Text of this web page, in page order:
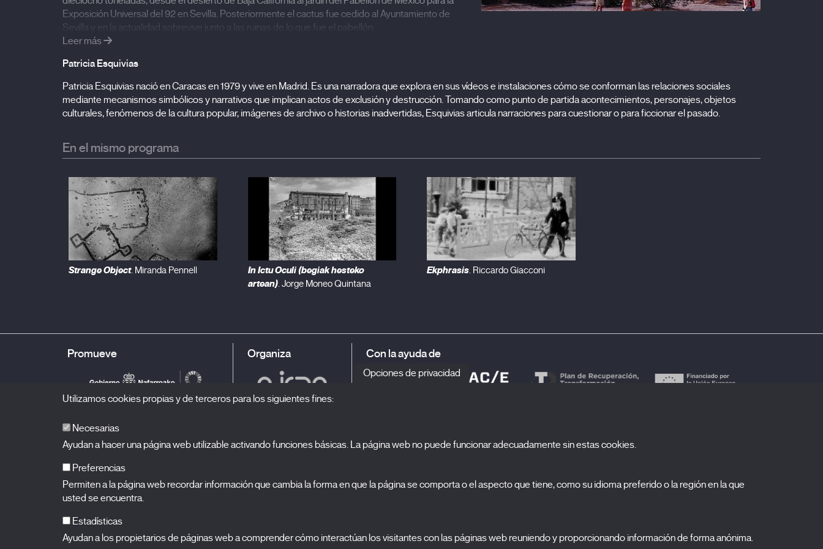
Exposición Universal del 92 en Sevilla. Posteriormente el cactus fue cedido al Ayuntamiento de
Sevilla y en la actualidad sobrevive junto a las ruinas de lo que fue el pabellón.
- Filmografía:
Cardón cardinal (2020), Brave wounded blows (2019), A dónde irá veloz (2017), Pongamos que hablo de Madrid (2016), 111-119 Generalísimo/Castellana (2016),
Folklore III (2015)
Estreno mundial
Leer más
Patricia Esquivias
Patricia Esquivias nació en Caracas en 1979 y vive en Madrid. Es una narradora que explora en sus vídeos e instalaciones cómo se conforman las relaciones sociales
mediante mecanismos simbólicos y narrativos que implican actos de exclusión y destrucción. Tomando como punto de partida acontecimientos, personajes, objetos
culturales, fenómenos de la cultura popular, imágenes de archivo o historias inadvertidas, Esquivias articula narraciones para cuestionar o para ficcionar el pasado.
En el mismo programa
Strange Object. Miranda Pennell
In Ictu Oculi (begiak hesteko
artean). Jorge Moneo Quintana
Ekphrasis. Riccardo Giacconi
Promueve Organiza Con la ayuda de
BALUARTEPalacio de Congresos y Auditorio de Navarra
Plaza de la Constitución s/n.
Edición 2027
X Films
Nombre
Opciones de privacidad
Utilizamos cookies propias y de terceros para los siguientes fines:
Necesarias
Ayudan a hacer una página web utilizable activando funciones básicas. La página web no puede funcionar adecuadamente sin estas cookies.
Preferencias
Permiten a la página web recordar información que cambia la forma en que la página se comporta o el aspecto que tiene, como su idioma preferido o la región en la que
usted se encuentra.
Estadísticas
Ayudan a los propietarios de páginas web a comprender cómo interactúan los visitantes con las páginas web reuniendo y proporcionando información de forma anónima.